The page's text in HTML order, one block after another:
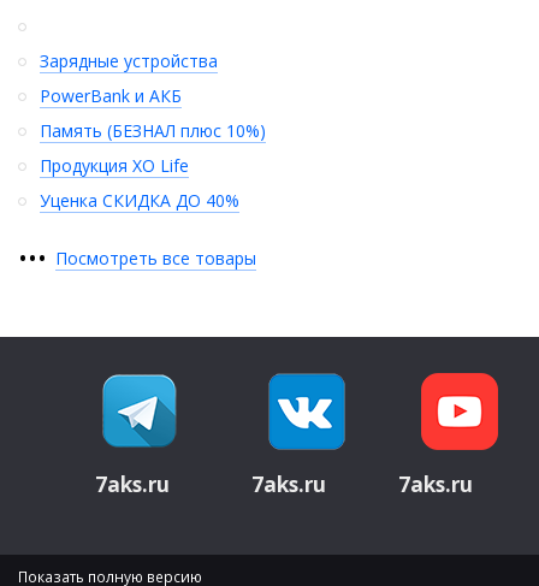
Зарядные устройства
PowerBank и АКБ
Память (БЕЗНАЛ плюс 10%)
Продукция XO Life
Уценка СКИДКА ДО 40%
••• Посмотреть все товары
7aks.ru 7aks.ru 7aks.ru
Показать полную версию